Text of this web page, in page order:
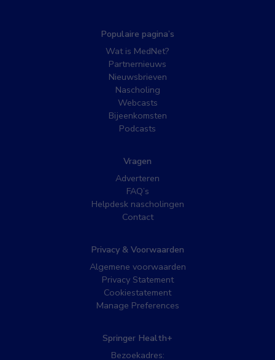
Populaire pagina’s
Wat is MedNet?
Partnernieuws
Nieuwsbrieven
Nascholing
Webcasts
Bijeenkomsten
Podcasts
Vragen
Adverteren
FAQ’s
Helpdesk nascholingen
Contact
Privacy & Voorwaarden
Algemene voorwaarden
Privacy Statement
Cookiestatement
Manage Preferences
Springer Health+
Bezoekadres: